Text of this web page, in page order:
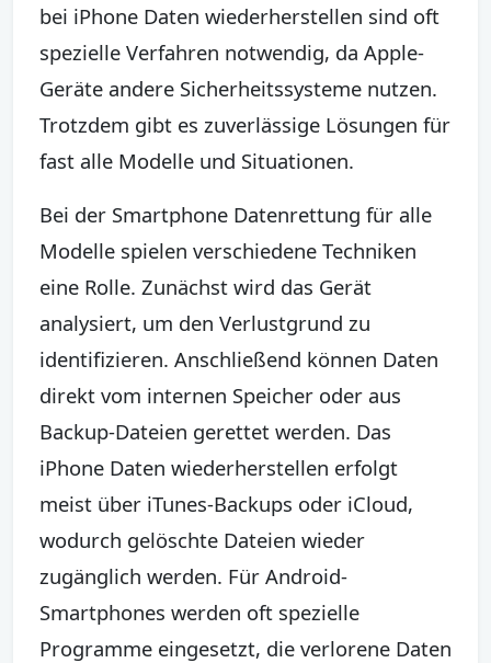
bei iPhone Daten wiederherstellen sind oft
spezielle Verfahren notwendig, da Apple-
Geräte andere Sicherheitssysteme nutzen.
Trotzdem gibt es zuverlässige Lösungen für
fast alle Modelle und Situationen.
Bei der Smartphone Datenrettung für alle
Modelle spielen verschiedene Techniken
eine Rolle. Zunächst wird das Gerät
analysiert, um den Verlustgrund zu
identifizieren. Anschließend können Daten
direkt vom internen Speicher oder aus
Backup-Dateien gerettet werden. Das
iPhone Daten wiederherstellen erfolgt
meist über iTunes-Backups oder iCloud,
wodurch gelöschte Dateien wieder
zugänglich werden. Für Android-
Smartphones werden oft spezielle
Programme eingesetzt, die verlorene Daten